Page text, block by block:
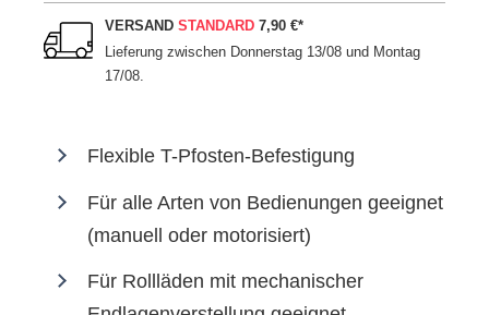
VERSANDSTANDARD 7,90 €*
Lieferung zwischen Donnerstag 13/08 und Montag
17/08.
Flexible T-Pfosten-Befestigung
Für alle Arten von Bedienungen geeignet
(manuell oder motorisiert)
Für Rollläden mit mechanischer